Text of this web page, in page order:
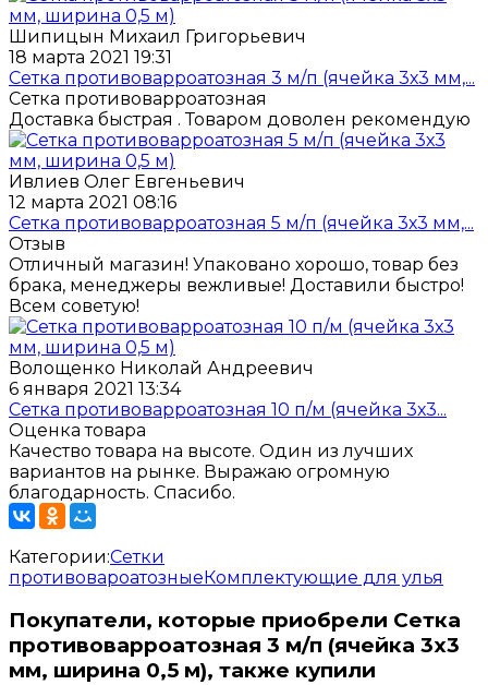
Шипицын Михаил Григорьевич
18 марта 2021 19:31
Сетка противоварроатозная 3 м/п (ячейка 3х3 мм,...
Сетка противоварроатозная
Доставка быстрая . Товаром доволен рекомендую
Ивлиев Олег Евгеньевич
12 марта 2021 08:16
Сетка противоварроатозная 5 м/п (ячейка 3х3 мм,...
Отзыв
Отличный магазин! Упаковано хорошо, товар без
брака, менеджеры вежливые! Доставили быстро!
Всем советую!
Волощенко Николай Андреевич
6 января 2021 13:34
Сетка противоварроатозная 10 п/м (ячейка 3х3...
Оценка товара
Качество товара на высоте. Один из лучших
вариантов на рынке. Выражаю огромную
благодарность. Спасибо.
Категории:Сетки
противовароатозныеКомплектующие для улья
Покупатели, которые приобрели Сетка
противоварроатозная 3 м/п (ячейка 3х3
мм, ширина 0,5 м), также купили